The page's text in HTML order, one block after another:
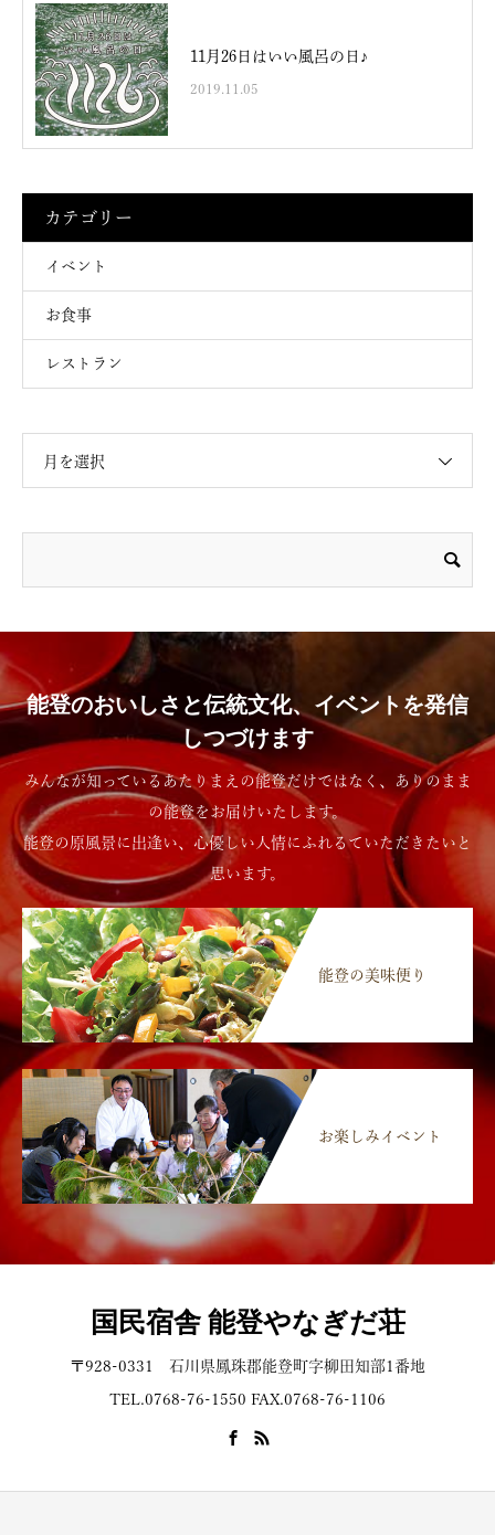
11月26日はいい風呂の日♪
2019.11.05
カテゴリー
イベント
お食事
レストラン
月を選択
能登のおいしさと伝統文化、イベントを発信
しつづけます
みんなが知っているあたりまえの能登だけではなく、ありのまま
の能登をお届けいたします。
能登の原風景に出逢い、心優しい人情にふれるていただきたいと
思います。
能登の美味便り
お楽しみイベント
国民宿舎 能登やなぎだ荘
〒928-0331 石川県鳳珠郡能登町字柳田知部1番地
TEL.0768-76-1550 FAX.0768-76-1106